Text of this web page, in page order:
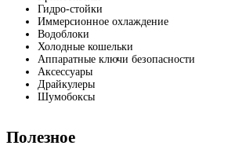
Гидро-стойки
Иммерсионное охлаждение
Водоблоки
Холодные кошельки
Аппаратные ключи безопасности
Аксессуары
Драйкулеры
Шумобоксы
Полезное